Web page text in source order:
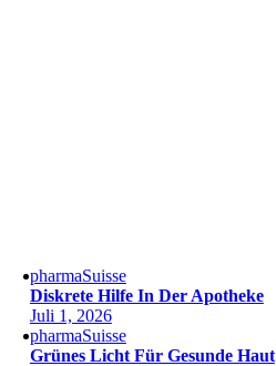
pharmaSuisse
Diskrete Hilfe In Der Apotheke
Juli 1, 2026
pharmaSuisse
Grünes Licht Für Gesunde Haut